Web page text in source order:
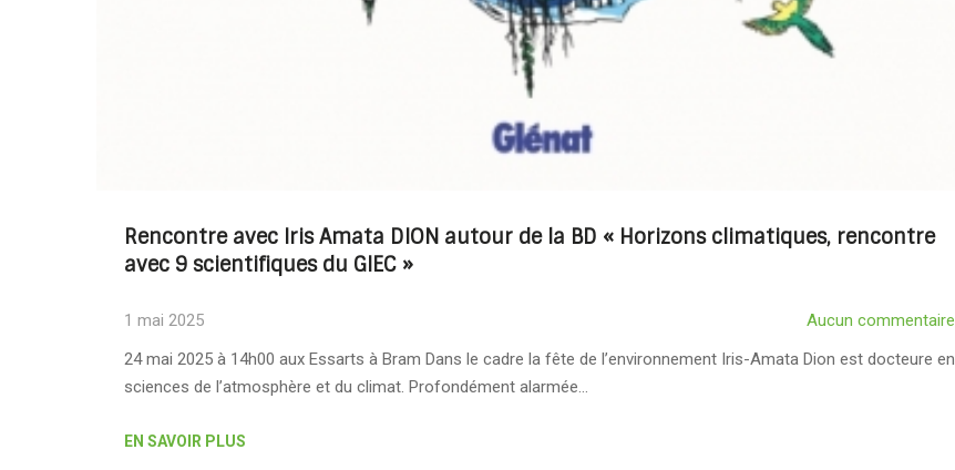
Rencontre avec Iris Amata DION autour de la BD « Horizons climatiques, rencontre
avec 9 scientifiques du GIEC »
1 mai 2025
Aucun commentaire
24 mai 2025 à 14h00 aux Essarts à Bram Dans le cadre la fête de l’environnement Iris-Amata Dion est docteure en
sciences de l’atmosphère et du climat. Profondément alarmée…
EN SAVOIR PLUS